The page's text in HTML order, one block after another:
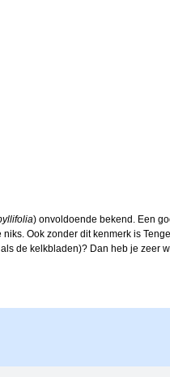
) onvoldoende bekend. Een
Ook zonder dit kenmerk is
de kelkbladen)? Dan heb je zeer